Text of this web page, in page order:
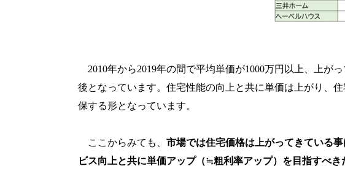
2010年から2019年の間で平均単価が1000万円以上、上が
後となっています。住宅性能の向上と共に単価は上がり、
保する形となっています。
ここからみても、 市場では住宅価格は上がってきている
ビス向上と共に単価アップ（≒粗利率アップ）を目指すべき